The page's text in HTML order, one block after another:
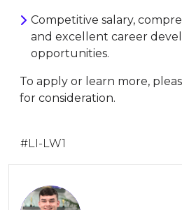
Competitive salary,
and excellent career
opportunities.
To apply or learn more,
for consideration.
#LI-LW1